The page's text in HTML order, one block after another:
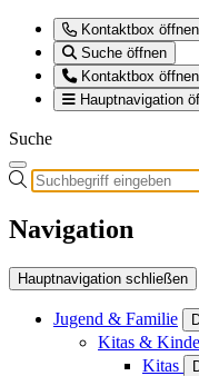
Kontaktbox öffnen
Suche öffnen
Kontaktbox öffnen
Hauptnavigation
Suche
Navigation
Hauptnavigation schließen
Jugend & Familie
Kitas &
Kitas